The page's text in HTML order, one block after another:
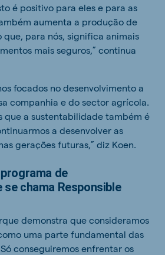
é positivo para eles e para as
aumenta a produção de
que, para nós, significa animais
mais seguros,” continua
focados no desenvolvimento a
companhia e do sector agrícola.
que a sustentabilidade também é
a desenvolver as
gerações futuras,” diz Koen.
de
chama Responsible
demonstra que consideramos
uma parte fundamental das
conseguiremos enfrentar os